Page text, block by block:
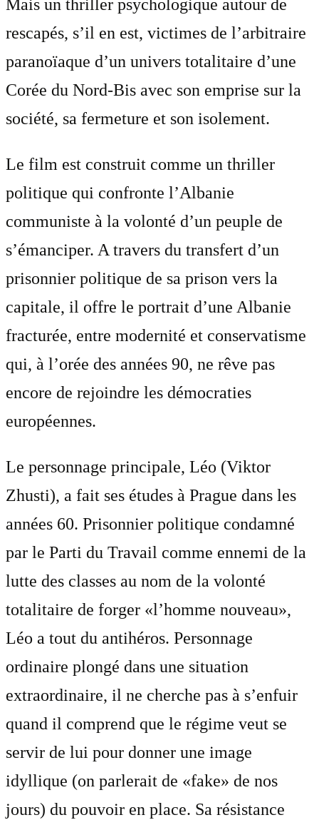
Mais un thriller psychologique autour de
rescapés, s’il en est, victimes de l’arbitraire
paranoïaque d’un univers totalitaire d’une
Corée du Nord-Bis avec son emprise sur la
société, sa fermeture et son isolement.
Le film est construit comme un thriller
politique qui confronte l’Albanie
communiste à la volonté d’un peuple de
s’émanciper. A travers du transfert d’un
prisonnier politique de sa prison vers la
capitale, il offre le portrait d’une Albanie
fracturée, entre modernité et conservatisme
qui, à l’orée des années 90, ne rêve pas
encore de rejoindre les démocraties
européennes.
Le personnage principale, Léo (Viktor
Zhusti), a fait ses études à Prague dans les
années 60. Prisonnier politique condamné
par le Parti du Travail comme ennemi de la
lutte des classes au nom de la volonté
totalitaire de forger «l’homme nouveau»,
Léo a tout du antihéros. Personnage
ordinaire plongé dans une situation
extraordinaire, il ne cherche pas à s’enfuir
quand il comprend que le régime veut se
servir de lui pour donner une image
idyllique (on parlerait de «fake» de nos
jours) du pouvoir en place. Sa résistance